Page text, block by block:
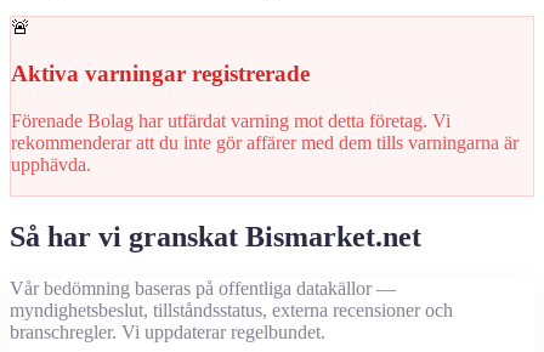
🚨
Aktiva varningar registrerade
Förenade Bolag har utfärdat varning mot detta företag. Vi
rekommenderar att du inte gör affärer med dem tills varningarna är
upphävda.
Så har vi granskat Bismarket.net
Vår bedömning baseras på offentliga datakällor —
myndighetsbeslut, tillståndsstatus, externa recensioner och
branschregler. Vi uppdaterar regelbundet.